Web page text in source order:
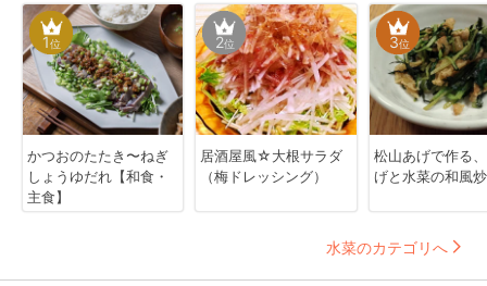
1位
かつおのたたき〜ねぎ
しょうゆだれ【和食・
主食】
2位
居酒屋風☆大根サラダ
（梅ドレッシング）
3位
松山あげで作る
げと水菜の和風
水菜のカテゴリへ